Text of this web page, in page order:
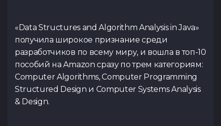
«Data Structures and Algorithm Analysis in Java»
получила широкое признание среди
разработчиков по всему миру, и вошла в топ-10
пособий на Amazon сразу по трем категориям:
Computer Algorithms, Computer Programming
Structured Design и Computer Systems Analysis
& Design.